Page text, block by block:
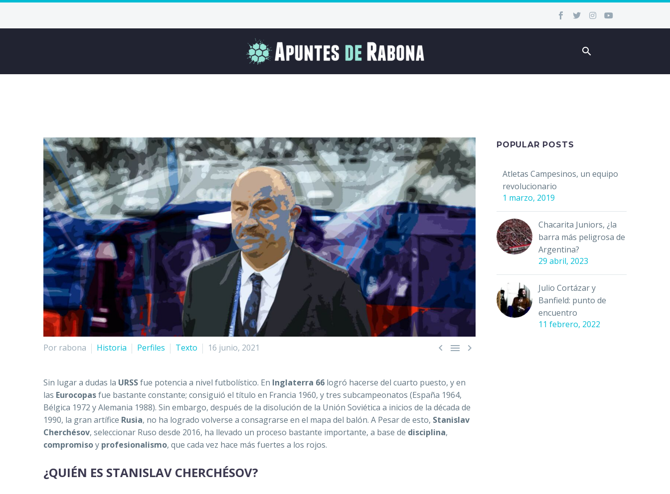
  
Por rabona Historia Perfiles Texto 16 junio, 2021
Sin lugar a dudas la URSSfue potencia a nivel futbolístico. En Inglaterra 66 logró hacerse del cuarto puesto, y en
las Eurocopasfue bastante constante; consiguió el título en Francia 1960, y tres subcampeonatos (España 1964,
Bélgica 1972 y Alemania 1988). Sin embargo, después de la disolución de la Unión Soviética a inicios de la década de
1990, la gran artífice Rusia, no ha logrado volverse a consagrarse en el mapa del balón. A Pesar de esto, Stanislav
Cherchésov, seleccionar Ruso desde 2016, ha llevado un proceso bastante importante, a base de disciplina,
compromisoy profesionalismo, que cada vez hace más fuertes a los rojos.
¿QUIÉN ES STANISLAV CHERCHÉSOV?
POPULAR POSTS
Atletas Campesinos, un equipo
revolucionario
1 marzo, 2019
Chacarita Juniors, ¿la
barra más peligrosa de
Argentina?
29 abril, 2023
Julio Cortázar y
Banfield: punto de
encuentro
11 febrero, 2022